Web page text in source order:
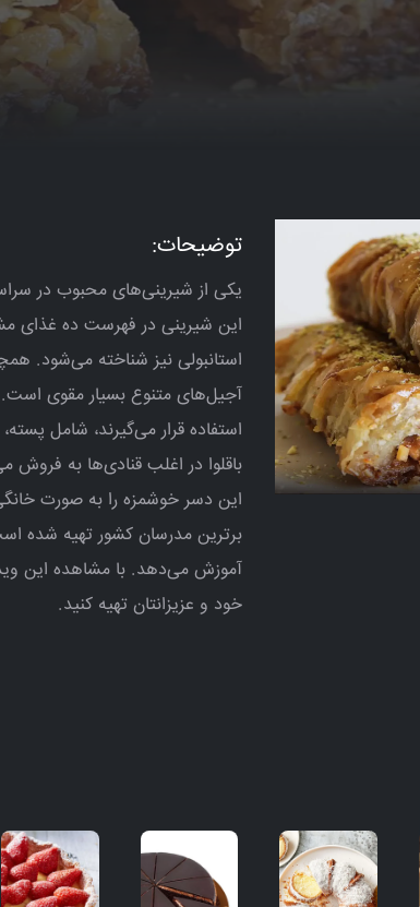
توضیحات:
یکی از شیرینی‌های محبوب در
این شیرینی در فهرست ده غذای
استانبولی نیز شناخته می‌شود.
آجیل‌های متنوع بسیار مقوی است.
استفاده قرار می‌گیرند، شامل
باقلوا در اغلب قنادی‌ها به فروش
این دسر خوشمزه را به صورت
برترین مدرسان کشور تهیه شده
آموزش می‌دهد. با مشاهده این
خود و عزیزانتان تهیه کنید.